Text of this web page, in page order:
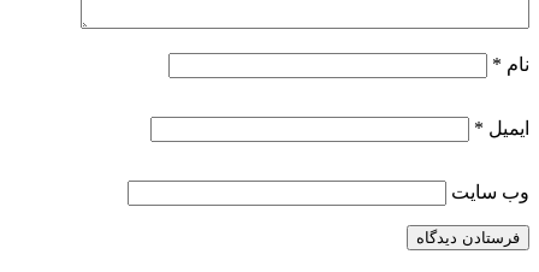
نام *
ایمیل *
وب‌ سایت